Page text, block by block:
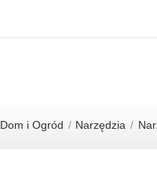
Dom i Ogród Narzędzia